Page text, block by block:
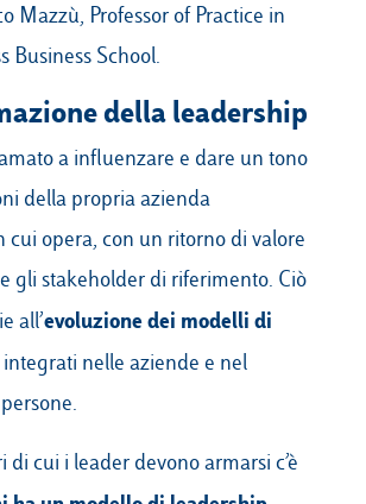
Mazzù, Professor of Practice in
Business School.
della leadership
a influenzare e dare un tono
della propria azienda
cui opera, con un ritorno di valore
gli stakeholder di riferimento. Ciò
all’evoluzione dei modelli di
nelle aziende e nel
di cui i leader devono armarsi c’è